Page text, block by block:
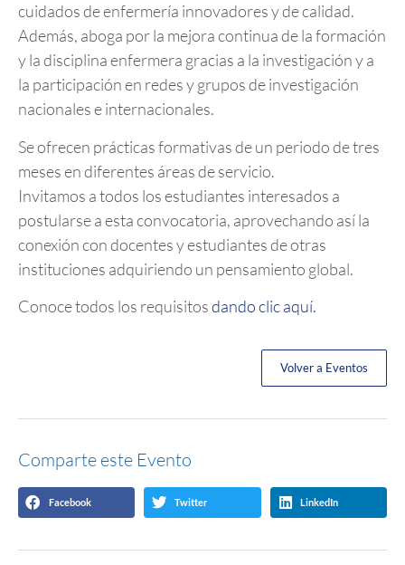
cuidados de enfermería innovadores y de calidad.
Además, aboga por la mejora continua de la formación
y la disciplina enfermera gracias a la investigación y a
la participación en redes y grupos de investigación
nacionales e internacionales.
Se ofrecen prácticas formativas de un periodo de tres
meses en diferentes áreas de servicio.
Invitamos a todos los estudiantes interesados a
postularse a esta convocatoria, aprovechando así la
conexión con docentes y estudiantes de otras
instituciones adquiriendo un pensamiento global.
Conoce todos los requisitosdando clic aquí.
Volver a Eventos
Comparte este Evento
Facebook Twitter LinkedIn